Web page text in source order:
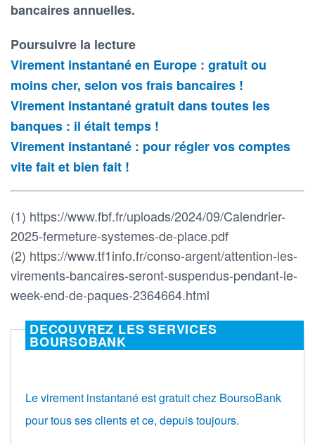
bancaires annuelles.
Poursuivre la lecture
Virement instantané en Europe : gratuit ou
moins cher, selon vos frais bancaires !
Virement instantané gratuit dans toutes les
banques : il était temps !
Virement instantané : pour régler vos comptes
vite fait et bien fait !
(1) https://www.fbf.fr/uploads/2024/09/Calendrier-
2025-fermeture-systemes-de-place.pdf
(2) https://www.tf1info.fr/conso-argent/attention-les-
virements-bancaires-seront-suspendus-pendant-le-
week-end-de-paques-2364664.html
DECOUVREZ LES SERVICES
BOURSOBANK
Le virement instantané est gratuit chez BoursoBank
pour tous ses clients et ce, depuis toujours.